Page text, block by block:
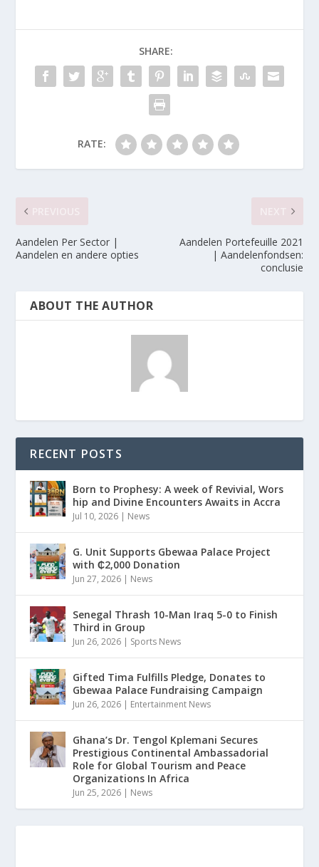
SHARE:
RATE:
Aandelen Per Sector |
Aandelen en andere opties
Aandelen Portefeuille 2021
| Aandelenfondsen:
conclusie
ABOUT THE AUTHOR
RECENT POSTS
Born to Prophesy: A week of Revivial, Wors
hip and Divine Encounters Awaits in Accra
Jul 10, 2026 News
G. Unit Supports Gbewaa Palace Project
with ₵2,000 Donation
Jun 27, 2026 News
Senegal Thrash 10-Man Iraq 5-0 to Finish
Third in Group
Jun 26, 2026 Sports News
Gifted Tima Fulfills Pledge, Donates to
Gbewaa Palace Fundraising Campaign
Jun 26, 2026 Entertainment News
Ghana’s Dr. Tengol Kplemani Secures
Prestigious Continental Ambassadorial
Role for Global Tourism and Peace
Organizations In Africa
Jun 25, 2026 News